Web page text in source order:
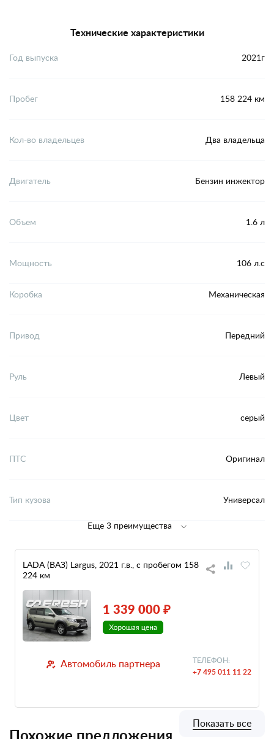
Технические характеристики
Год выпуска 2021г
Пробег 158 224 км
Кол-во владельцев Два владельца
Двигатель Бензин инжектор
Объем 1.6 л
Мощность 106 л.с
Коробка Механическая
Привод Передний
Руль Левый
Цвет серый
ПТС Оригинал
Тип кузова Универсал
Еще 3 преимущества
LADA (ВАЗ) Largus, 2021 г.в., с пробегом 158
224 км
1 339 000 ₽
Автомобиль партнера ТЕЛЕФОН:
+7 495 011 11 22
Похожие предложения
Показать все